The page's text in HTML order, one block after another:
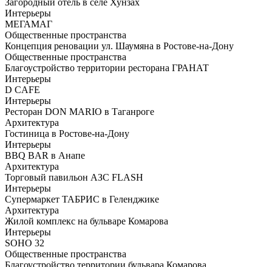
Интерьеры
МЕГАМАГ
Общественные пространства
Концепция реновации ул. Шаумяна в Ростове-на-Дону
Общественные пространства
Благоустройство территории ресторана ГРАНАТ
Интерьеры
D CAFE
Интерьеры
Ресторан DON MARIO в Таганроге
Архитектура
Гостиница в Ростове-на-Дону
Интерьеры
BBQ BAR в Анапе
Архитектура
Торговый павильон АЗС FLASH
Интерьеры
Супермаркет ТАБРИС в Геленджике
Архитектура
Жилой комплекс на бульваре Комарова
Интерьеры
SOHO 32
Общественные пространства
Благоустройство территории бульвара Комарова